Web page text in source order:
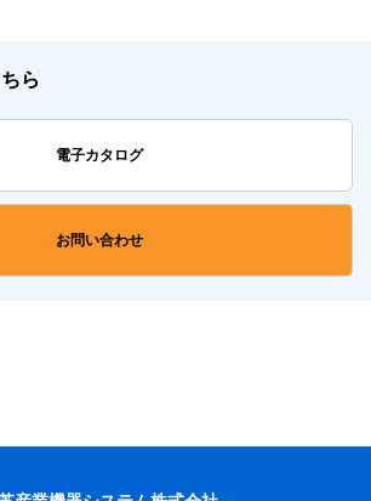
ら
電子カタログ
お問い合わせ